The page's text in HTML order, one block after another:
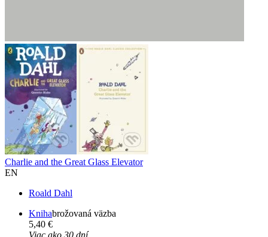
Charlie and the Great Glass Elevator
EN
Roald Dahl
Knihabrožovaná väzba
5,40 €
Viac ako 30 dní